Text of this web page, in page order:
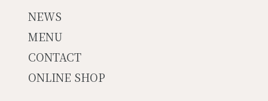
NEWS
MENU
CONTACT
ONLINE SHOP